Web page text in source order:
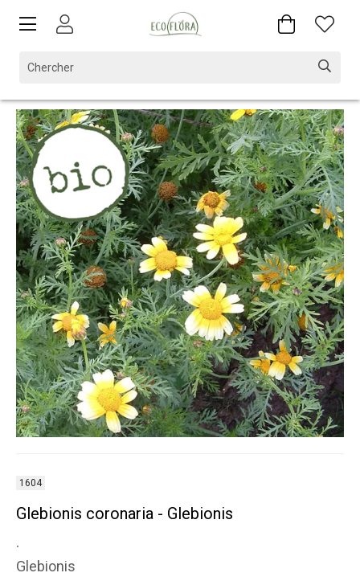
1604
Glebionis coronaria - Glebionis
.
Glebionis